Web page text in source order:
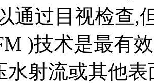
通过目视检查,
)技术是最有
水射流或其他